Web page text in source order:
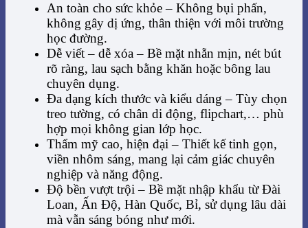
An toàn cho sức khỏe – Không bụi phấn,
không gây dị ứng, thân thiện với môi trường
học đường.
Dễ viết – dễ xóa – Bề mặt nhẵn mịn, nét bút
rõ ràng, lau sạch bằng khăn hoặc bông lau
chuyên dụng.
Đa dạng kích thước và kiểu dáng – Tùy chọn
treo tường, có chân di động, flipchart,… phù
hợp mọi không gian lớp học.
Thẩm mỹ cao, hiện đại – Thiết kế tinh gọn,
viền nhôm sáng, mang lại cảm giác chuyên
nghiệp và năng động.
Độ bền vượt trội – Bề mặt nhập khẩu từ Đài
Loan, Ấn Độ, Hàn Quốc, Bỉ, sử dụng lâu dài
mà vẫn sáng bóng như mới.